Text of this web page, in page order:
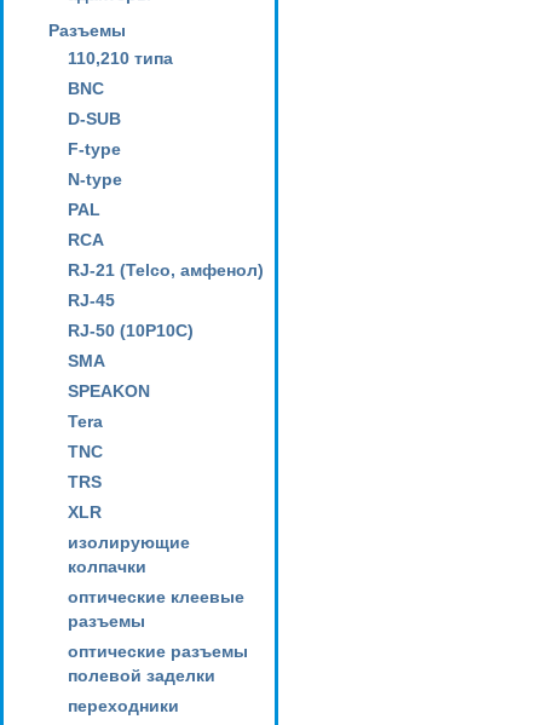
Разъемы
110,210 типа
BNC
D-SUB
F-type
N-type
PAL
RCA
RJ-21 (Telco, амфенол)
RJ-45
RJ-50 (10P10C)
SMA
SPEAKON
Tera
TNC
TRS
XLR
изолирующие
колпачки
оптические клеевые
разъемы
оптические разъемы
полевой заделки
переходники